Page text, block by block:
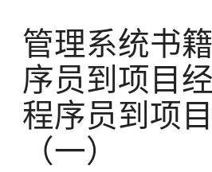
管理系统书
序员到项目
程序员到项
（一）